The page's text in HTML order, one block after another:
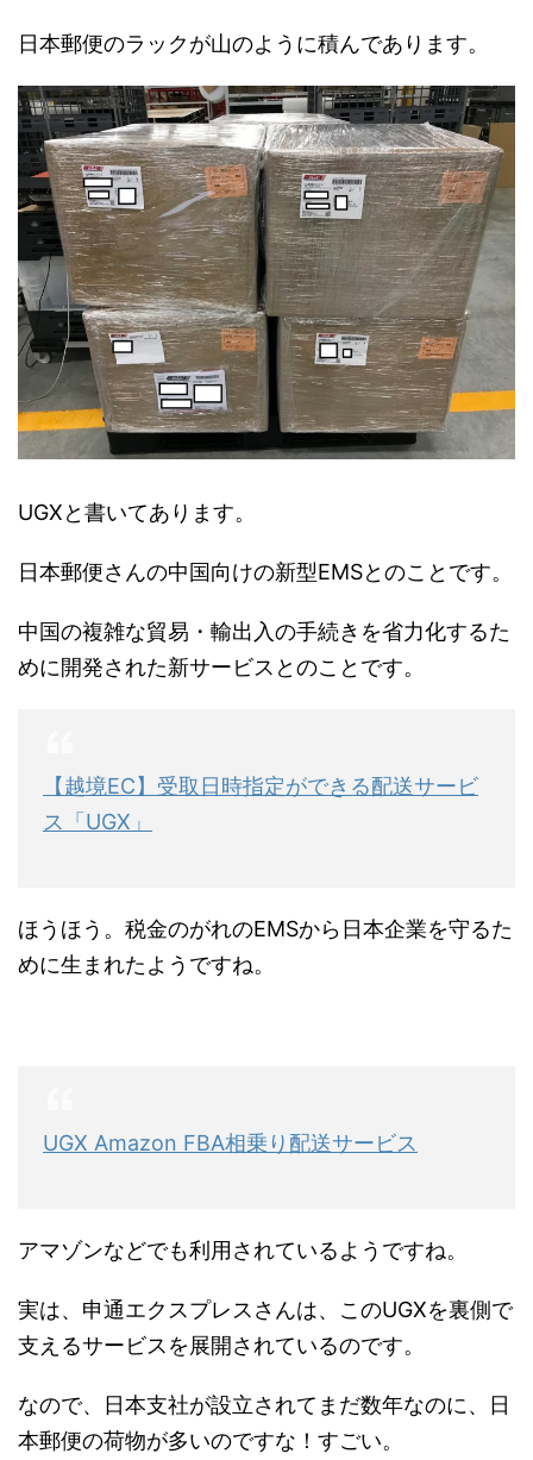
日本郵便のラックが山のように積んであります。
UGXと書いてあります。
日本郵便さんの中国向けの新型EMSとのことです。
中国の複雑な貿易・輸出入の手続きを省力化するた
めに開発された新サービスとのことです。
【越境EC】受取日時指定ができる配送サービ
ス「UGX」
ほうほう。税金のがれのEMSから日本企業を守るた
めに生まれたようですね。
UGX Amazon FBA相乗り配送サービス
アマゾンなどでも利用されているようですね。
実は、申通エクスプレスさんは、このUGXを裏側で
支えるサービスを展開されているのです。
なので、日本支社が設立されてまだ数年なのに、日
本郵便の荷物が多いのですな！すごい。